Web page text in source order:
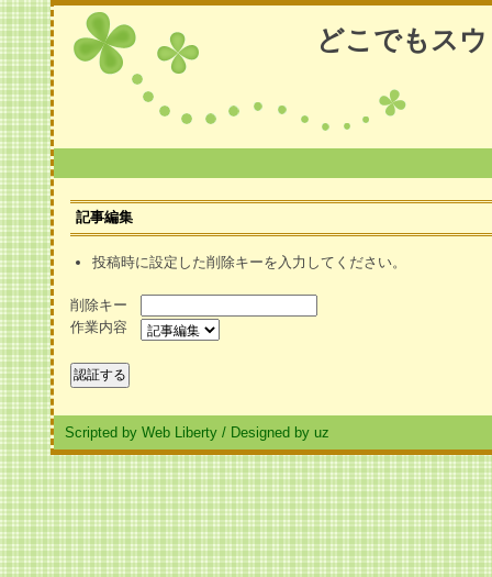
どこでもス
記事編集
投稿時に設定した削除キーを入力してください。
削除キー
作業内容
Scripted by Web Liberty / Designed by uz